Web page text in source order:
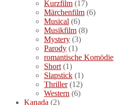
Kurzfilm (17)
Märchenfilm (6)
Musical (6)
Musikfilm (8)
Mystery (3)
Parody (1)
romantische Komödie
Short (1)
Slapstick (1)
Thriller(12)
Western (6)
Kanada (2)